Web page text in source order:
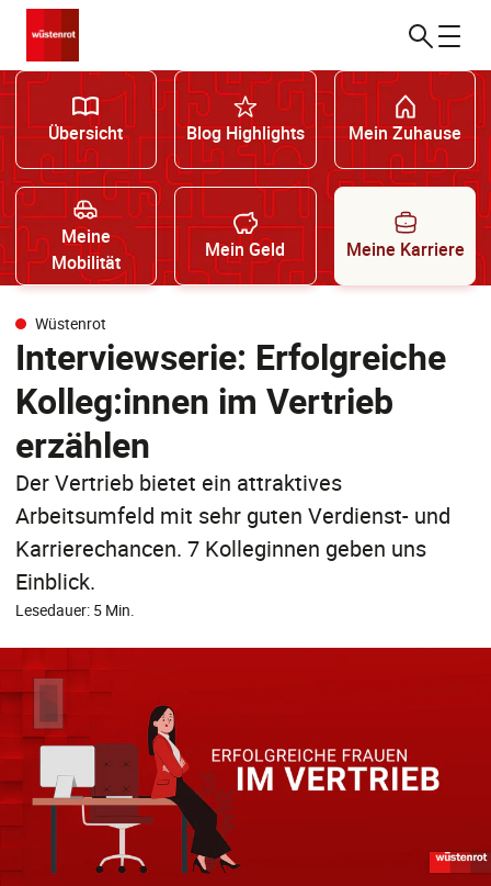
Übersicht Blog Highlights Mein Zuhause
Meine
Mobilität
Mein Geld Meine Karriere
Wüstenrot
Interviewserie: Erfolgreiche
Kolleg:innen im Vertrieb
erzählen
Der Vertrieb bietet ein attraktives
Arbeitsumfeld mit sehr guten Verdienst- und
Karrierechancen. 7 Kolleginnen geben uns
Einblick.
Lesedauer: 5 Min.